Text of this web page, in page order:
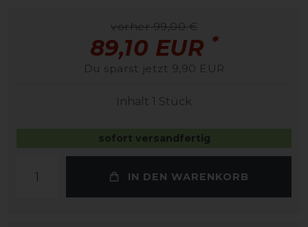
vorher 99,00 €
89,10 EUR *
Du sparst jetzt 9,90 EUR
Inhalt 1 Stück
sofort versandfertig
IN DEN WARENKORB